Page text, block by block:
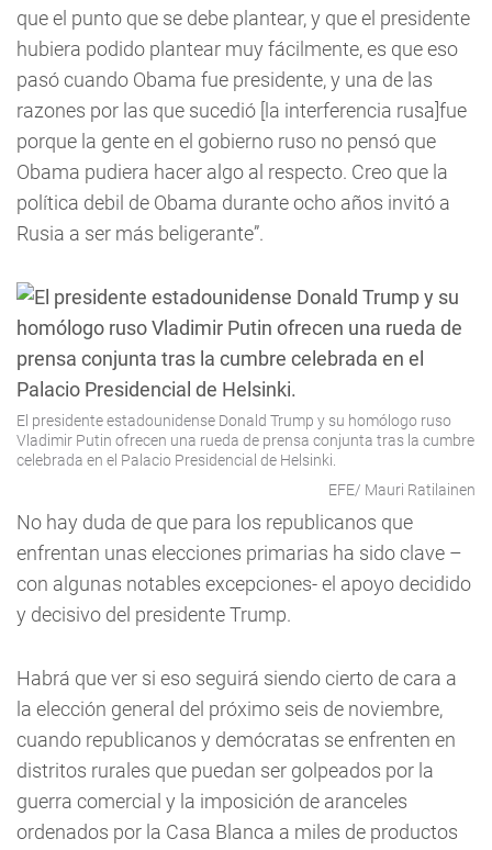
que el punto que se debe plantear, y que el presidente
hubiera podido plantear muy fácilmente, es que eso
pasó cuando Obama fue presidente, y una de las
razones por las que sucedió [la interferencia rusa]fue
porque la gente en el gobierno ruso no pensó que
Obama pudiera hacer algo al respecto. Creo que la
política debil de Obama durante ocho años invitó a
Rusia a ser más beligerante”.
El presidente estadounidense Donald Trump y su homólogo ruso
Vladimir Putin ofrecen una rueda de prensa conjunta tras la cumbre
celebrada en el Palacio Presidencial de Helsinki.
EFE/ Mauri Ratilainen
No hay duda de que para los republicanos que
enfrentan unas elecciones primarias ha sido clave –
con algunas notables excepciones- el apoyo decidido
y decisivo del presidente Trump.
Habrá que ver si eso seguirá siendo cierto de cara a
la elección general del próximo seis de noviembre,
cuando republicanos y demócratas se enfrenten en
distritos rurales que puedan ser golpeados por la
guerra comercial y la imposición de aranceles
ordenados por la Casa Blanca a miles de productos